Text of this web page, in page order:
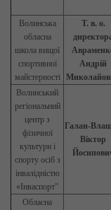
Волинська
обласна
школа вищої
спортивної
майстерності
Т. в. о.
Андрій
Волинський
регіональний
центр з
фізичної
культури і
спорту осіб з
інвалідністю
«Інваспорт"
Галан-
Віктор
Обласна